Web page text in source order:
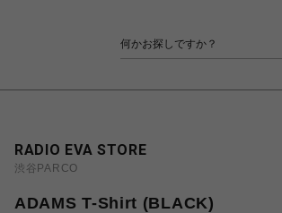
RADIO EVA STORE
渋谷PARCO
ADAMS T-Shirt (BLACK)